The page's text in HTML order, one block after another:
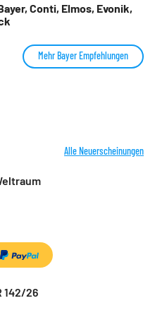
Conti, Elmos, Evonik,
Mehr Bayer Empfehlungen
Alle Neuerscheinungen
142/26